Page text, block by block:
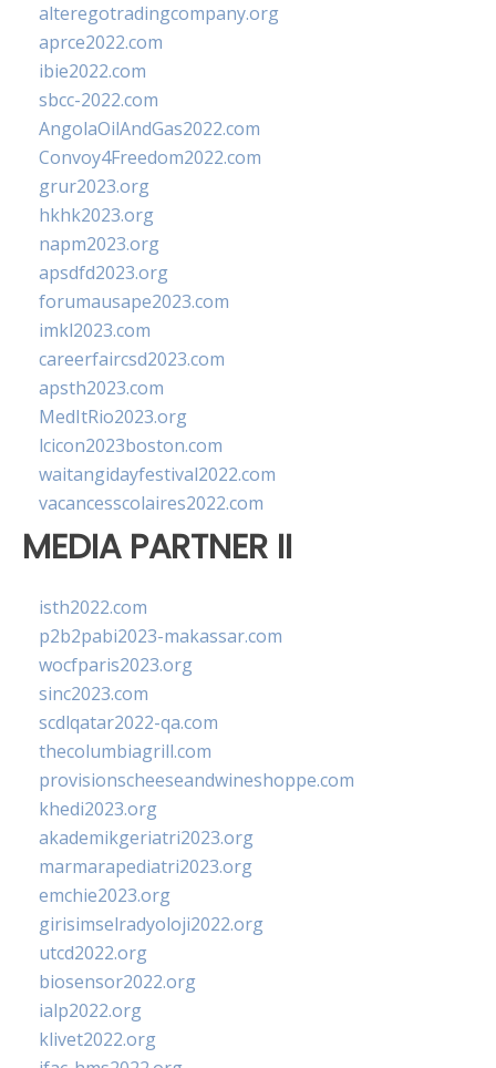
alteregotradingcompany.org
aprce2022.com
ibie2022.com
sbcc-2022.com
AngolaOilAndGas2022.com
Convoy4Freedom2022.com
grur2023.org
hkhk2023.org
napm2023.org
apsdfd2023.org
forumausape2023.com
imkl2023.com
careerfaircsd2023.com
apsth2023.com
MedItRio2023.org
lcicon2023boston.com
waitangidayfestival2022.com
vacancesscolaires2022.com
MEDIA PARTNER II
isth2022.com
p2b2pabi2023-makassar.com
wocfparis2023.org
sinc2023.com
scdlqatar2022-qa.com
thecolumbiagrill.com
provisionscheeseandwineshoppe.com
khedi2023.org
akademikgeriatri2023.org
marmarapediatri2023.org
emchie2023.org
girisimselradyoloji2022.org
utcd2022.org
biosensor2022.org
ialp2022.org
klivet2022.org